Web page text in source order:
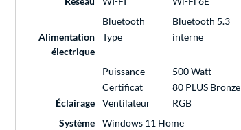
Bluetooth
Bluetooth 5.3
Alimentation
électrique
Type interne
Puissance
500 Watt
Certificat
80 PLUS Bronze
Éclairage
Ventilateur
RGB
Système
Windows 11 Home